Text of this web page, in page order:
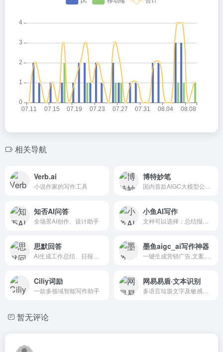
相关导航
Verb.ai
小说作家的写作工具
博特妙笔
知否AI问答
全场景AI创作、设计助手
小鱼AI写作
思默回答 墨鱼aigc_ai写作神器
Ciliy词励
一款多领域智能写作助手
网易易盾·文本识别
暂无评论